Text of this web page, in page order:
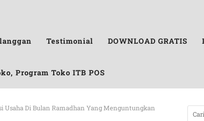
Testimonial DOWNLOAD GRATIS
Program Toko ITB POS
Usaha Di Bulan Ramadhan Yang Menguntungkan